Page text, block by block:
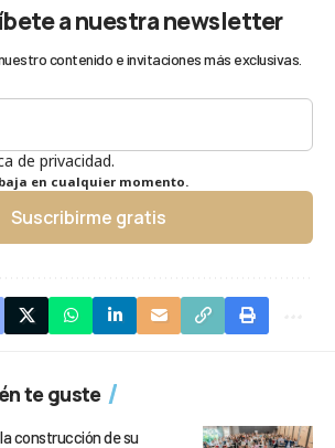
a nuestra newsletter
contenido e invitaciones más exclusivas.
de privacidad.
en cualquier momento.
Suscribirme gratis
te guste
construcción de su